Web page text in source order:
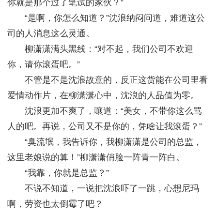
你就是那个过了笔试的家伙？”
“是啊，你怎么知道？”沈浪纳闷问道，难道这公
司的人消息这么灵通。
柳潇潇满头黑线：“对不起，我们公司不欢迎
你，请你滚蛋吧。”
不管是不是沈浪故意的，反正这货能在公司里看
爱情动作片，在柳潇潇心中，沈浪的人品值为零。
沈浪更加不爽了，嚷道：“美女，不带你这么骂
人的吧。再说，公司又不是你的，凭啥让我滚蛋？”
“臭流氓，我告诉你，我柳潇潇是公司的总监，
这里老娘说的算！”柳潇潇俏脸一阵青一阵白。
“我靠，你就是总监？”
不说不知道，一说把沈浪吓了一跳，心想尼玛
啊，劳资也太倒霉了吧？